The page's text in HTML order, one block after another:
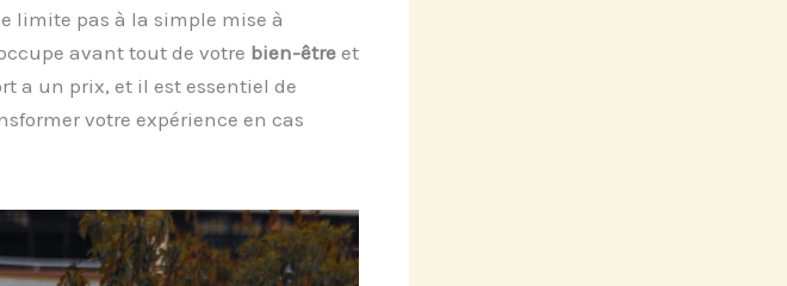
limite pas à la simple mise à
avant tout de votre bien-êtreet
a un prix, et il est essentiel de
votre expérience en cas